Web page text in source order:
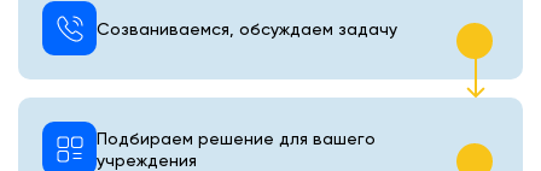
Созваниваемся, обсуждаем задачу
Подбираем решение для вашего
учреждения